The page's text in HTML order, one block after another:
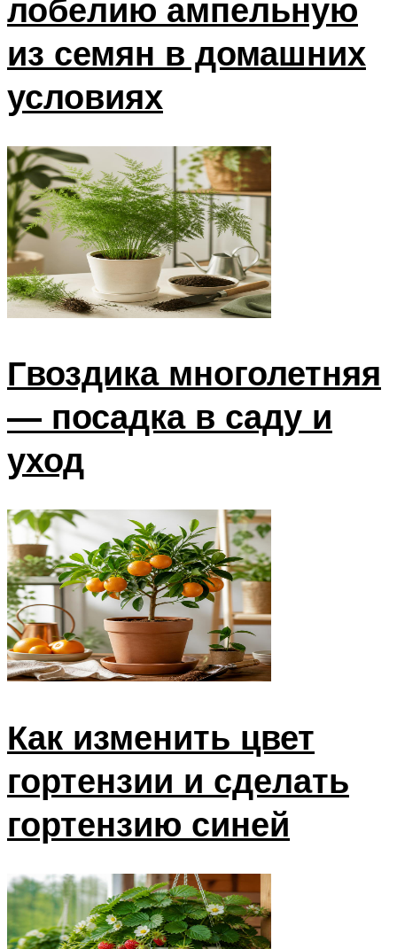
лобелию ампельную
из семян в домашних
условиях
Гвоздика многолетняя
— посадка в саду и
уход
Как изменить цвет
гортензии и сделать
гортензию синей